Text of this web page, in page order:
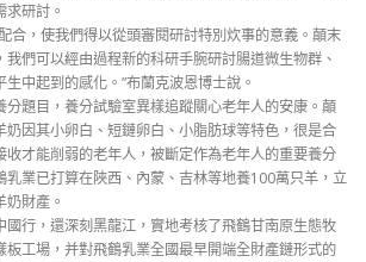
研討。
，使我們得以從頭審閱研討特別炊事的意義。顛末
們可以經由過程新的科研手腕研討腸道微生物群、
中起到的感化。”布蘭克波恩博士說。
題目，養分試驗室異樣追蹤關心老年人的安康。顛
奶因其小卵白、短鏈卵白、小脂肪球等特色，很是合
收才能削弱的老年人，被斷定作為老年人的重要養分
乳業已打算在陜西、內蒙、吉林等地養100萬只羊，立
財產。
行，還深刻黑龍江，實地考核了飛鶴甘南原生態牧
板工場，并對飛鶴乳業全國最早開端全財產鏈形式的